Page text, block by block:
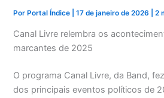
PorPortal Índice |17 de janeiro de 2026 |2
Canal Livre relembra os
marcantes de 2025
O programa Canal Livre, da Band,
dos principais eventos políticos de